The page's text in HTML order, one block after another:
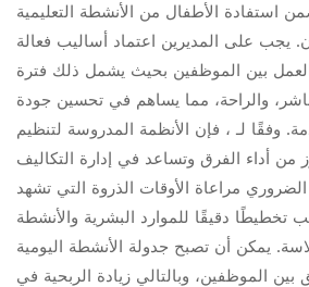
استفادة الأطفال من الأنشطة التعليمية
يجب على المديرين اعتماد أساليب فعالة
بين الموظفين بحيث يشمل ذلك فترة
والراحة، مما يساهم في تحسين جودة
وفقًا لـ ، فإن الأنظمة المدروسة لتنظيم
من أداء الفرق وتساعد في إدارة التكاليف
مراعاة الأوقات الذروة التي تشهد
تخطيطًا دقيقًا للموارد البشرية والأنشطة
يمكن أن تصبح جدولة الأنشطة اليومية
بين الموظفين، وبالتالي زيادة الربحية في